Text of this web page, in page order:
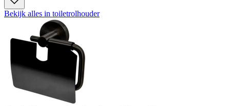
Bekijk alles in toiletrolhouder